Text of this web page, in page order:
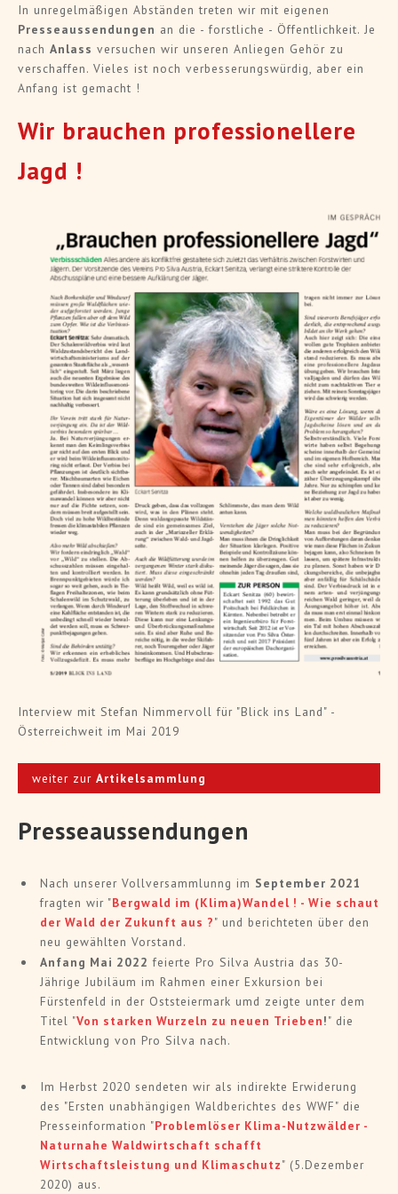
In unregelmäßigen Abständen treten wir mit eigenen
Presseaussendungen an die - forstliche - Öffentlichkeit. Je
nach Anlass versuchen wir unseren Anliegen Gehör zu
verschaffen. Vieles ist noch verbesserungswürdig, aber ein
Anfang ist gemacht !
Wir brauchen professionellere
Jagd !
Interview mit Stefan Nimmervoll für "Blick ins Land" -
Österreichweit im Mai 2019
weiter zur Artikelsammlung
Presseaussendungen
Nach unserer Vollversammlunng im September 2021
fragten wir "Bergwald im (Klima)Wandel ! - Wie schaut
der Wald der Zukunft aus ?" und berichteten über den
neu gewählten Vorstand.
Anfang Mai 2022 feierte Pro Silva Austria das 30-
Jährige Jubiläum im Rahmen einer Exkursion bei
Fürstenfeld in der Oststeiermark umd zeigte unter dem
Titel "Von starken Wurzeln zu neuen Trieben!" die
Entwicklung von Pro Silva nach.
Im Herbst 2020 sendeten wir als indirekte Erwiderung
des "Ersten unabhängigen Waldberichtes des WWF" die
Presseinformation "Problemlöser Klima-Nutzwälder -
Naturnahe Waldwirtschaft schafft
Wirtschaftsleistung und Klimaschutz" (5.Dezember
2020) aus.